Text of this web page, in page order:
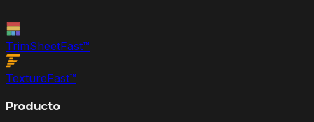
TrimSheetFast™
TextureFast™
Producto